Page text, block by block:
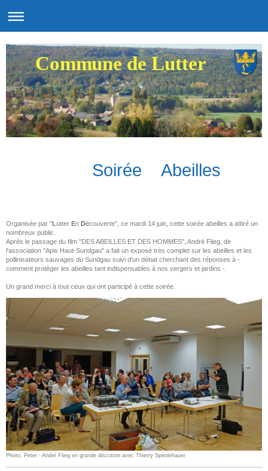
Commune de Lutter
Soirée Abeilles
Organisée par "Lutter En Découverte", ce mardi 14 juin, cette soirée abeilles a attiré un
nombreux public.
Après le passage du film "DES ABEILLES ET DES HOMMES", André Flieg, de
l'association "Apis Haut-Sundgau" a fait un exposé très complet sur les abeilles et les
pollinisateurs sauvages du Sundgau suivi d'un débat cherchant des réponses à -
comment protéger les abeilles tant indispensables à nos vergers et jardins -.
Un grand merci à tout ceux qui ont participé à cette soirée.
Photo, Peter - André Flieg en grande discution avec Thierry Spenlehauer